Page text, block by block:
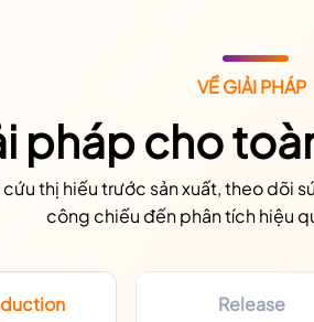
Release
VỀ GIẢI PHÁP
pháp cho
cứu thị hiếu trước sản xuất, theo dõi
công chiếu đến phân tích hiệu